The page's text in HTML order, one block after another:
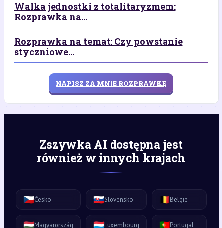
Walka jednostki z totalitaryzmem:
Rozprawka na...
Rozprawka na temat: Czy powstanie
styczniowe...
NAPISZ ZA MNIE ROZPRAWKĘ
Zszywka AI dostępna jest
również w innych krajach
🇨🇿Česko 🇸🇰Slovensko 🇧🇪België
🇭🇺Magyarország 🇱🇺Luxembourg 🇵🇹Portugal